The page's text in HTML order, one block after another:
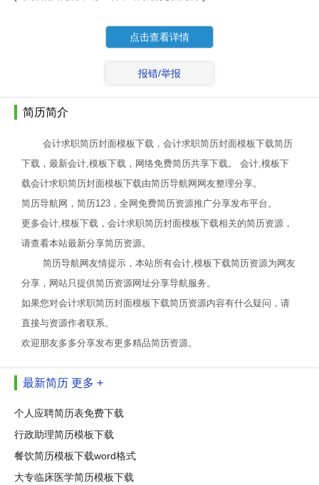
点击查看详情
报错/举报
简历简介
会计求职简历封面模板下载，会计求职简历封面模板下载简历
下载，最新会计,模板下载，网络免费简历共享下载。 会计,模板下
载会计求职简历封面模板下载由简历导航网网友整理分享。
简历导航网，简历123，全网免费简历资源推广分享发布平台。
更多会计,模板下载，会计求职简历封面模板下载相关的简历资源，
请查看本站最新分享简历资源。
简历导航网友情提示，本站所有会计,模板下载简历资源为网友
分享，网站只提供简历资源网址分享导航服务。
如果您对会计求职简历封面模板下载简历资源内容有什么疑问，请
直接与资源作者联系。
欢迎朋友多多分享发布更多精品简历资源。
最新简历 更多 +
个人应聘简历表免费下载
行政助理简历模板下载
餐饮简历模板下载word格式
大专临床医学简历模板下载